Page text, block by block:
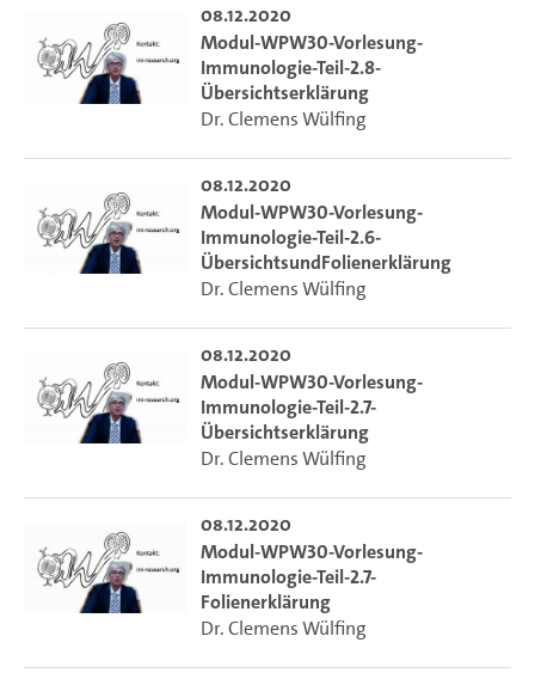
08.12.2020
Modul-WPW30-Vorlesung-
Immunologie-Teil-2.8-
Übersichtserklärung
Dr. Clemens Wülfing
08.12.2020
Modul-WPW30-Vorlesung-
Immunologie-Teil-2.6-
ÜbersichtsundFolienerklärung
Dr. Clemens Wülfing
08.12.2020
Modul-WPW30-Vorlesung-
Immunologie-Teil-2.7-
Übersichtserklärung
Dr. Clemens Wülfing
08.12.2020
Modul-WPW30-Vorlesung-
Immunologie-Teil-2.7-
Folienerklärung
Dr. Clemens Wülfing